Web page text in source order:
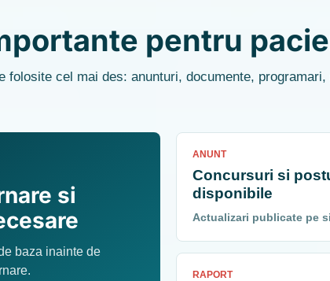
pentru
folosite cel mai des: anunturi, documente, programari,
si
baza inainte de
ANUNT
Concursuri si
disponibile
Actualizari publicate pe
RAPORT